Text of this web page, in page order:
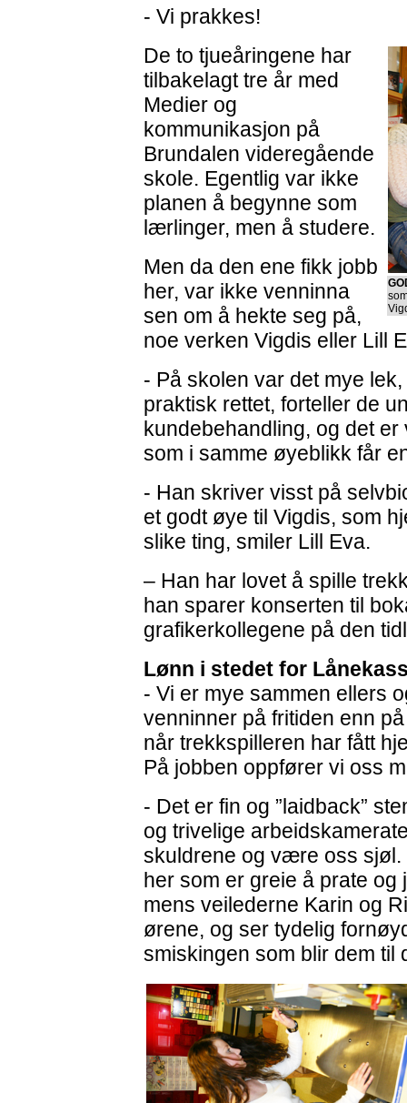
- Vi prakkes!
De to tjueåringene har
tilbakelagt tre år med
Medier og
kommunikasjon på
Brundalen videregående
skole. Egentlig var ikke
planen å begynne som
lærlinger, men å studere.
Men da den ene fikk jobb
her, var ikke venninna
sen om å hekte seg på,
noe verken Vigdis eller Lill
- På skolen var det mye
praktisk rettet, forteller de
kundebehandling, og det
som i samme øyeblikk får
- Han skriver visst på
et godt øye til Vigdis, som
slike ting, smiler Lill Eva.
– Han har lovet å spille
han sparer konserten til
grafikerkollegene på den
Lønn i stedet for
- Vi er mye sammen ellers
venninner på fritiden enn
når trekkspilleren har fått
På jobben oppfører vi oss
- Det er fin og ”laidback”
og trivelige
skuldrene og være oss
her som er greie å prate og
mens veilederne Karin og
ørene, og ser tydelig
smiskingen som blir dem til